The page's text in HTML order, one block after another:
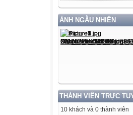
ẢNH NGẪU NHIÊN
THÀNH VIÊN TRỰC
10 khách và 0 thành viên